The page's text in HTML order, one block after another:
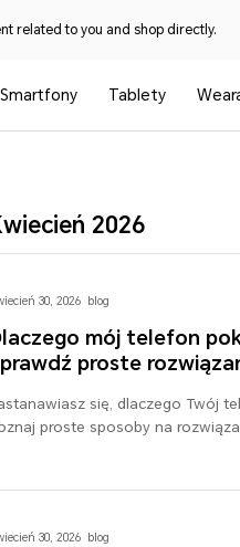
related to you and shop directly.
Smartfony Tablety
2026
30, 2026 blog
mój telefon
proste
się, dlaczego Twój
proste sposoby na
30, 2026 blog